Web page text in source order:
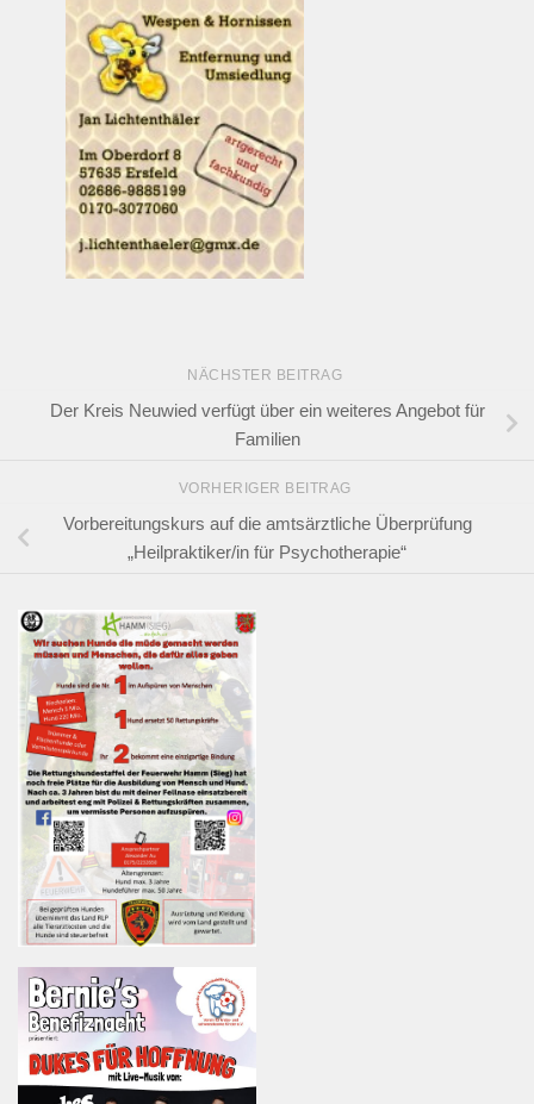
NÄCHSTER BEITRAG
Der Kreis Neuwied verfügt über ein weiteres Angebot für
Familien
VORHERIGER BEITRAG
Vorbereitungskurs auf die amtsärztliche Überprüfung
„Heilpraktiker/in für Psychotherapie“